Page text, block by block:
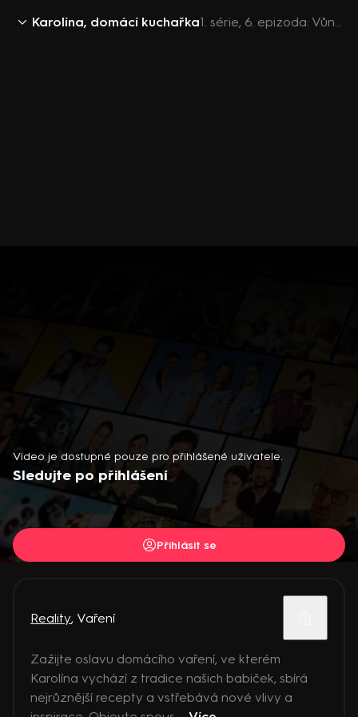
Karolína, domácí kuchařka 1. série, 6. epizoda: Vůně podzimu
Video je dostupné pouze pro přihlášené uživatele.
Sledujte po přihlášení
Přihlásit se
Reality, Vaření
Zažijte oslavu domácího vaření, ve kterém
Karolína vychází z tradice našich babiček, sbírá
nejrůznější recepty a vstřebává nové vlivy a